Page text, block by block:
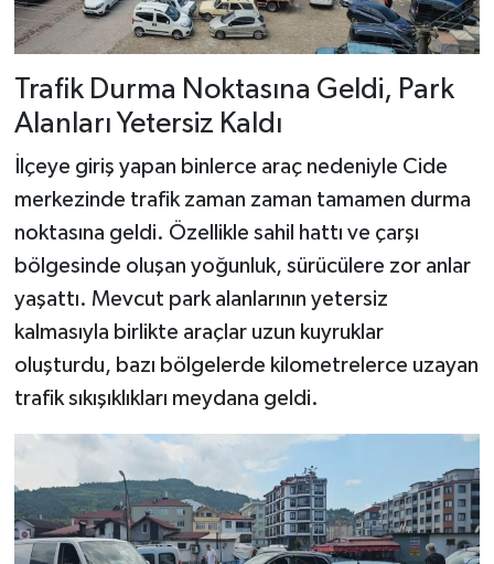
Trafik Durma Noktasına Geldi, Park
Alanları Yetersiz Kaldı
İlçeye giriş yapan binlerce araç nedeniyle Cide
merkezinde trafik zaman zaman tamamen durma
noktasına geldi. Özellikle sahil hattı ve çarşı
bölgesinde oluşan yoğunluk, sürücülere zor anlar
yaşattı. Mevcut park alanlarının yetersiz
kalmasıyla birlikte araçlar uzun kuyruklar
oluşturdu, bazı bölgelerde kilometrelerce uzayan
trafik sıkışıklıkları meydana geldi.
Dünya Haberleri
Yerel Haberler
Haber Arşivi